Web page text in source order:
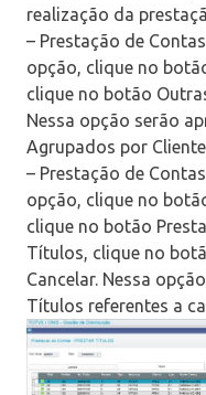
realização da
– Prestação de
opção, clique no
clique no botão
Nessa opção serão
Agrupados por
– Prestação de
opção, clique no
clique no botão
Títulos, clique no
Cancelar. Nessa
Títulos referentes a